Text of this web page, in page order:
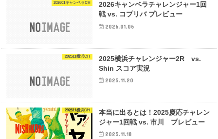
202601キャンベラCH
2026キャンベラチャレンジャー1回
戦 vs. コプリバ プレビュー
2026.01.06
202511横浜CH
2025横浜チャレンジャー2R vs.
Shin スコア実況
2025.11.20
202511横浜CH
本当に出るとは！2025慶応チャレン
ジャー1回戦 vs. 市川 プレビュー
2025.11.18